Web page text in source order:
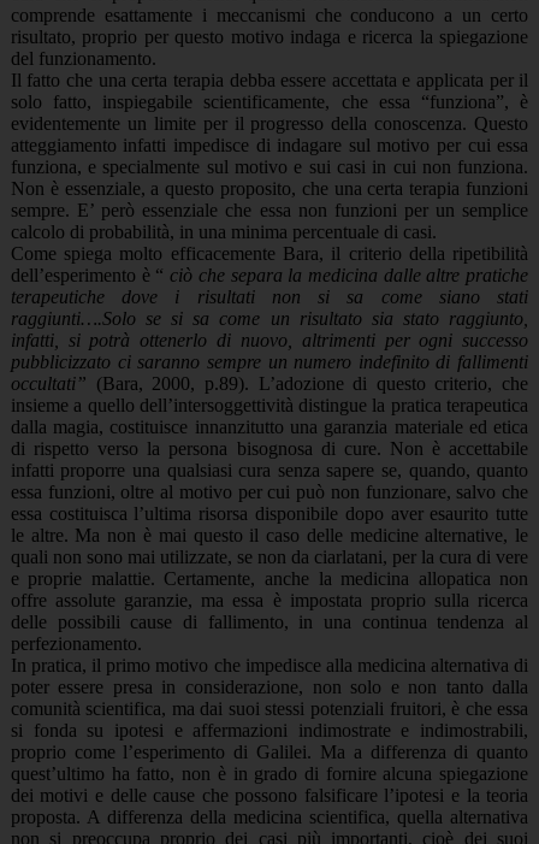
comprende esattamente i meccanismi che conducono a un certo
risultato, proprio per questo motivo indaga e ricerca la spiegazione
del funzionamento.
Il fatto che una certa terapia debba essere accettata e applicata per il
solo fatto, inspiegabile scientificamente, che essa “funziona”, è
evidentemente un limite per il progresso della conoscenza. Questo
atteggiamento infatti impedisce di indagare sul motivo per cui essa
funziona, e specialmente sul motivo e sui casi in cui non funziona.
Non è essenziale, a questo proposito, che una certa terapia funzioni
sempre. E’ però essenziale che essa non funzioni per un semplice
calcolo di probabilità, in una minima percentuale di casi.
Come spiega molto efficacemente Bara, il criterio della ripetibilità
dell’esperimento è “ ciò che separa la medicina dalle altre pratiche
terapeutiche dove i risultati non si sa come siano stati
raggiunti….Solo se si sa come un risultato sia stato raggiunto,
infatti, si potrà ottenerlo di nuovo, altrimenti per ogni successo
pubblicizzato ci saranno sempre un numero indefinito di fallimenti
occultati” (Bara, 2000, p.89). L’adozione di questo criterio, che
insieme a quello dell’intersoggettività distingue la pratica terapeutica
dalla magia, costituisce innanzitutto una garanzia materiale ed etica
di rispetto verso la persona bisognosa di cure. Non è accettabile
infatti proporre una qualsiasi cura senza sapere se, quando, quanto
essa funzioni, oltre al motivo per cui può non funzionare, salvo che
essa costituisca l’ultima risorsa disponibile dopo aver esaurito tutte
le altre. Ma non è mai questo il caso delle medicine alternative, le
quali non sono mai utilizzate, se non da ciarlatani, per la cura di vere
e proprie malattie. Certamente, anche la medicina allopatica non
offre assolute garanzie, ma essa è impostata proprio sulla ricerca
delle possibili cause di fallimento, in una continua tendenza al
perfezionamento.
In pratica, il primo motivo che impedisce alla medicina alternativa di
poter essere presa in considerazione, non solo e non tanto dalla
comunità scientifica, ma dai suoi stessi potenziali fruitori, è che essa
si fonda su ipotesi e affermazioni indimostrate e indimostrabili,
proprio come l’esperimento di Galilei. Ma a differenza di quanto
quest’ultimo ha fatto, non è in grado di fornire alcuna spiegazione
dei motivi e delle cause che possono falsificare l’ipotesi e la teoria
proposta. A differenza della medicina scientifica, quella alternativa
non si preoccupa proprio dei casi più importanti, cioè dei suoi